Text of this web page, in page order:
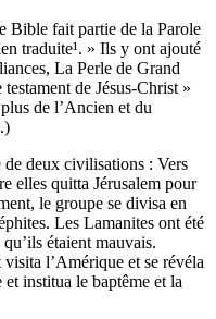
Bible fait partie de la Parole
traduite¹. » Ils y ont ajouté
La Perle de Grand
de Jésus-Christ »
de l’Ancien et du
deux civilisations : Vers
elles quitta Jérusalem pour
le groupe se divisa en
Les Lamanites ont été
étaient mauvais.
l’Amérique et se révéla
institua le baptême et la